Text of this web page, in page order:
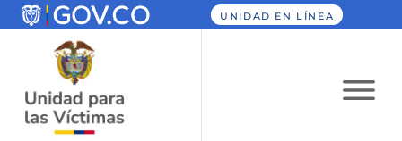
UNIDAD EN LÍNEA